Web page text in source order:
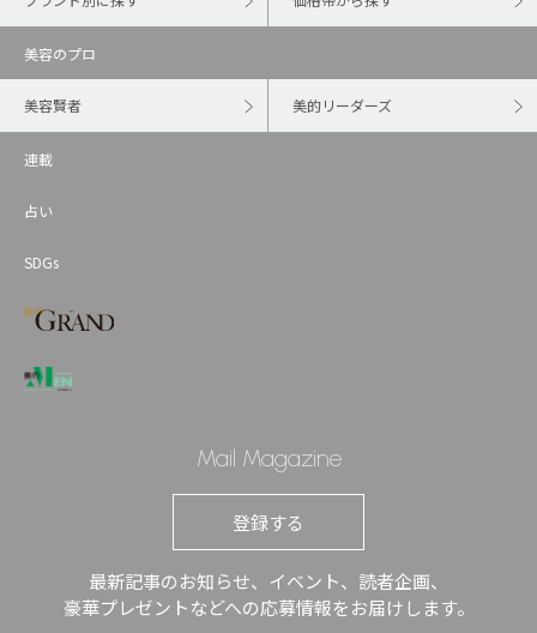
美容のプロ
美容賢者 美的リーダーズ
連載
占い
SDGs
Mail Magazine
登録する
最新記事のお知らせ、イベント、読者企画、
豪華プレゼントなどへの応募情報をお届けします。